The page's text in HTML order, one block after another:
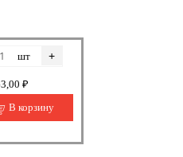
шт +
₽
В корзину